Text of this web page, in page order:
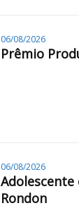
06/08/2026
Prêmio
06/08/2026
Rondon